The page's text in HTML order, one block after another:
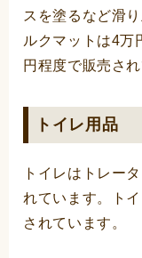
スを塗るなど滑
ルクマットは4万
円程度で販売され
トイレ用品
トイレはトレー
れています。ト
されています。